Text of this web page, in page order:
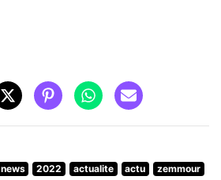
news 2022 actualite actu
zemmour